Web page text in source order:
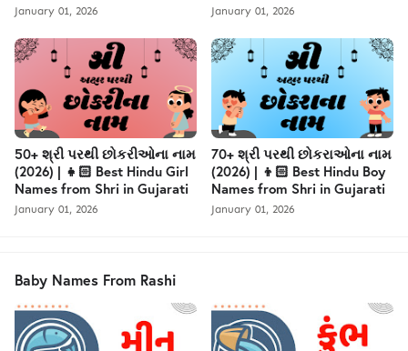
January 01, 2026 January 01, 2026
50+ શ્રી પરથી છોકરીઓના નામ
(2026) | 👧🏻 Best Hindu Girl
Names from Shri in Gujarati
January 01, 2026
70+ શ્રી પરથી છોકરાઓના નામ
(2026) | 👦🏻 Best Hindu Boy
Names from Shri in Gujarati
January 01, 2026
Baby Names From Rashi